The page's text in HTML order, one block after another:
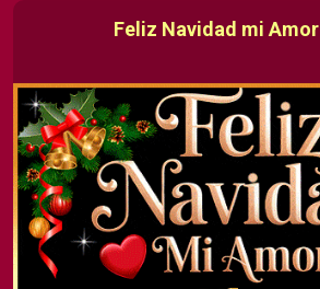
Feliz Navidad mi Amor